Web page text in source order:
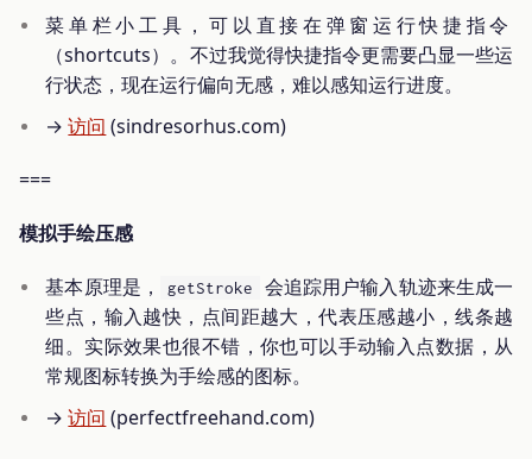
菜单栏小工具，可以直接在弹窗运行快捷指令
（shortcuts）。不过我觉得快捷指令更需要凸显一些运
行状态，现在运行偏向无感，难以感知运行进度。
→访问 (sindresorhus.com)
===
模拟手绘压感
基本原理是， getStroke
会追踪用户输入轨迹来生成一
些点，输入越快，点间距越大，代表压感越小，线条越
细。实际效果也很不错，你也可以手动输入点数据，从
常规图标转换为手绘感的图标。
→访问 (perfectfreehand.com)